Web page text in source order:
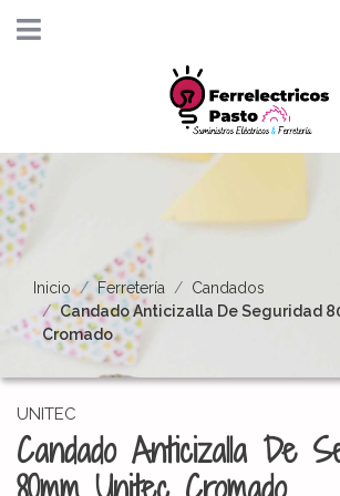
Inicio Ferretería
Candados
Candado Anticizalla De Seguridad
Cromado
UNITEC
Candado Anticizalla De